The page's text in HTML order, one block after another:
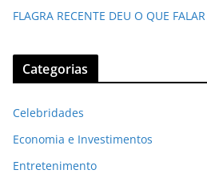
FLAGRA RECENTE DEU O QUE FALAR
Categorias
Celebridades
Economia e Investimentos
Entretenimento